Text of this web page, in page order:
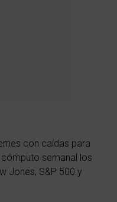
con caídas para
cómputo semanal los
Jones, S&P 500 y